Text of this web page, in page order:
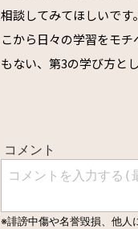
相談してみてほしいで
こから日々の学習をモ
もない、第3の学び方と